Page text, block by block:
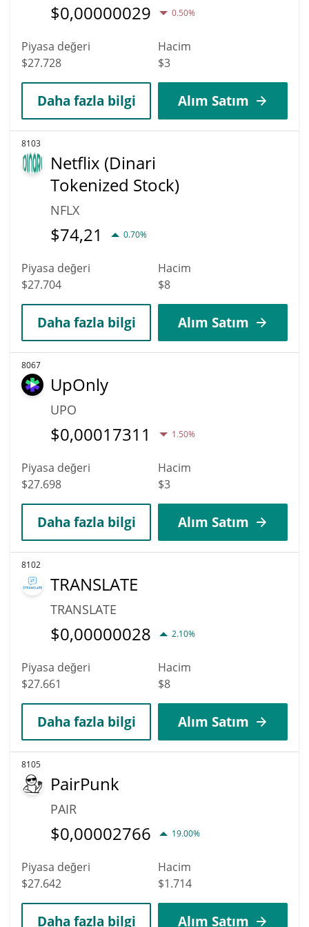
$0,00000029 0.50%
Piyasa değeri
$27.728
Hacim
$3
Daha fazla bilgi Alım Satım
8103
Netflix (Dinari
Tokenized Stock)
NFLX
$74,21 0.70%
Piyasa değeri
$27.704
Hacim
$8
Daha fazla bilgi Alım Satım
8067
UpOnly
UPO
$0,00017311 1.50%
Piyasa değeri
$27.698
Hacim
$3
Daha fazla bilgi Alım Satım
8102
TRANSLATE
TRANSLATE
$0,00000028 2.10%
Piyasa değeri
$27.661
Hacim
$8
Daha fazla bilgi Alım Satım
8105
PairPunk
PAIR
$0,00002766 19.00%
Piyasa değeri
$27.642
Hacim
$1.714
Daha fazla bilgi Alım Satım